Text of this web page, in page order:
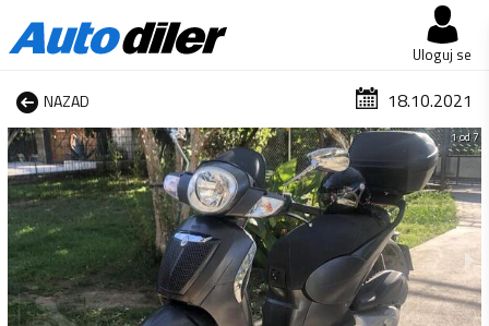
Uloguj se
NAZAD 18.10.2021
1 od 7